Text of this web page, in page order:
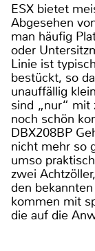
ESX bietet
Abgesehen
man häufig
oder
Linie ist
bestückt, so
unauffällig
sind „nur“
noch schön
DBX208BP
nicht mehr so
umso
zwei
den
kommen mit
die auf die